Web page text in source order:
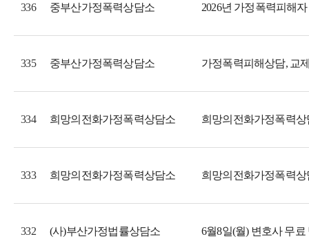
336 중부산가정폭력상담소 2026년 가정폭력피해
335 중부산가정폭력상담소
334 희망의전화가정폭력상담소 희망의전화가정폭력상
333 희망의전화가정폭력상담소 희망의전화가정폭력
332 (사)부산가정법률상담소 6월8일(월) 변호사 무료